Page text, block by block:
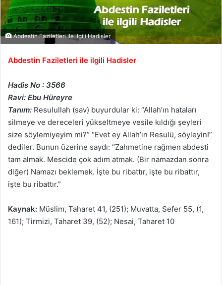
Abdestin Faziletleri ile ilgili Hadisler
Abdestin Faziletleri ile ilgili Hadisler
Hadis No : 3566
Ravi: Ebu Hüreyre
Tanım: Resulullah (sav) buyurdular ki: “Allah’ın hataları
silmeye ve dereceleri yükseltmeye vesile kıldığı şeyleri
size söylemiyeyim mi?” “Evet ey Allah’ın Resulü, söyleyin!”
dediler. Bunun üzerine saydı: “Zahmetine rağmen abdesti
tam almak. Mescide çok adım atmak. (Bir namazdan sonra
diğer) Namazı beklemek. İşte bu ribattır, işte bu ribattır,
işte bu ribattır.”
Kaynak: Müslim, Taharet 41, (251); Muvatta, Sefer 55, (1,
161); Tirmizi, Taharet 39, (52); Nesai, Taharet 10